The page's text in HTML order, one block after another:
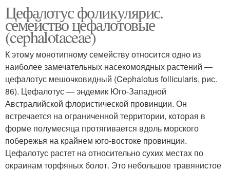
Цефалотус фоликулярис.
семейство цефалотовые
(cephalotaceae)
К этому монотипному семейству относится одно из
наиболее замечательных насекомоядных растений —
цефалотус мешочковидный (Cephalotus follicularis, рис.
86). Цефалотус — эндемик Юго-Западной
Австралийской флористической провинции. Он
встречается на ограниченной территории, которая в
форме полумесяца протягивается вдоль морского
побережья на крайнем юго-востоке провинции.
Цефалотус растет на относительно сухих местах по
окраинам торфяных болот. Это небольшое травянистое